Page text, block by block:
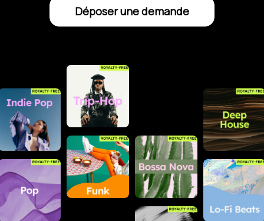
Déposer une demande